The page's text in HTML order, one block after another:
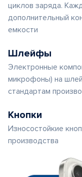
циклов заряда.
дополнительный
емкости
Шлейфы
Электронные
микрофоны) на
стандартам
Кнопки
Износостойкие
производства